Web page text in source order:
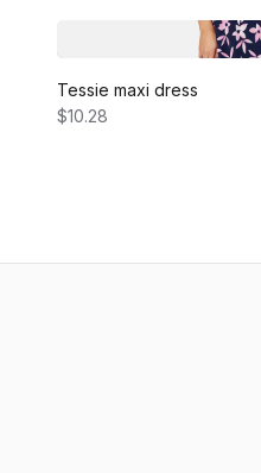
Tessie maxi dress
$10.28